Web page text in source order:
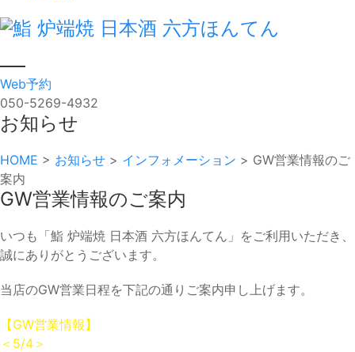
Web予約
050-5269-4932
お知らせ
HOME > お知らせ > インフォメーション > GW営業情報のご
案内
GW営業情報のご案内
いつも「鮨 炉端焼 日本酒 六方ほんてん」をご利用いただき、
誠にありがとうございます。
当店のGW営業日程を下記の通りご案内申し上げます。
【GW営業情報】
＜5/4＞